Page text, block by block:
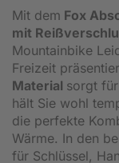
Mit dem Fox
mit
Mountainbike
Freizeit
Material sorgt
hält Sie wohl
die perfekte
Wärme. In den
für Schlüssel,